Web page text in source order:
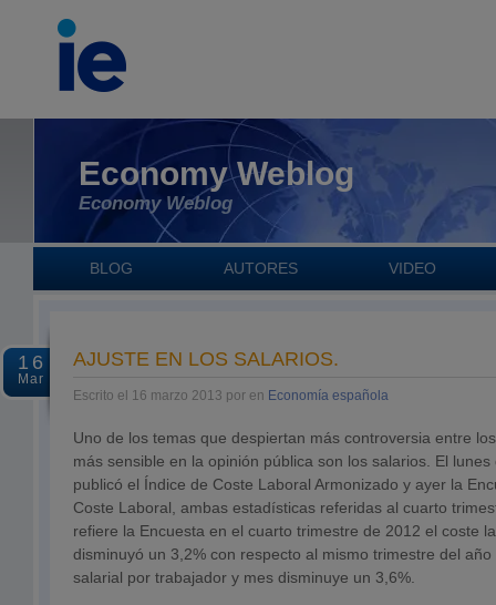
Economy Weblog
Economy Weblog
BLOG AUTORES VIDEO
16
Mar
AJUSTE EN LOS SALARIOS.
Escrito el 16 marzo 2013 por en Economía española
Uno de los temas que despiertan más controversia entre
más sensible en la opinión pública son los salarios. El
publicó el Índice de Coste Laboral Armonizado y ayer la
Coste Laboral, ambas estadísticas referidas al cuarto
refiere la Encuesta en el cuarto trimestre de 2012 el coste
disminuyó un 3,2% con respecto al mismo trimestre del
salarial por trabajador y mes disminuye un 3,6%.